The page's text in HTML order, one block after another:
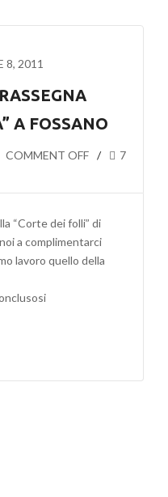
8, 2011
A FOSSANO
COMMENT OFF 7
“Corte dei folli” di
a complimentarci
lavoro quello della